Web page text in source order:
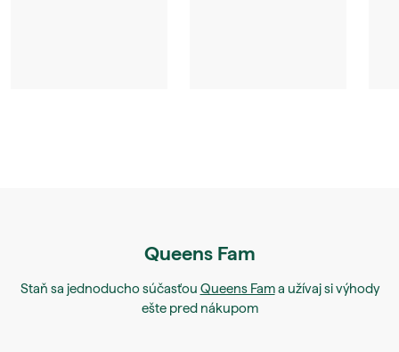
Queens Fam
Staň sa jednoducho súčasťou Queens Fama užívaj si výhody
ešte pred nákupom